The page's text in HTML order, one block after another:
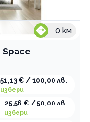
0 км
51,13 € / 100,00 лв.
избери
25,56 € / 50,00 лв.
избери